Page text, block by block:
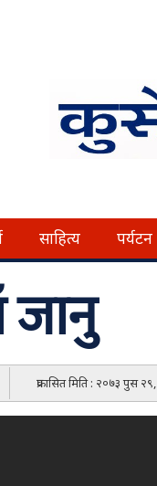
साहित्य पर्यटन
प्रकासित मिति : २०७३ पुस